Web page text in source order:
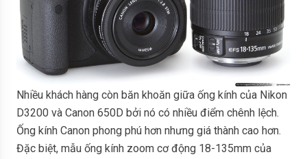
Nhiều khách hàng còn băn khoăn giữa ống kính của Nikon
D3200 và Canon 650D bởi nó có nhiều điểm chênh lệch.
Ống kính Canon phong phú hơn nhưng giá thành cao hơn.
Đặc biệt, mẫu ống kính zoom cơ động 18-135mm của